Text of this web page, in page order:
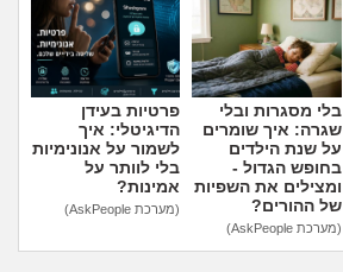
מה שעובר עליי
שומרים על הגוף
פיננסי וכלכלה
בין הסדינים
חיות מחמד
בלי מסגרות ובלי
שגרה: איך שומרים
על שנת הילדים
בחופש הגדול -
ומצילים את השפיות
של ההורים?
(מערכת AskPeople)
פרטיות בעידן
הדיגיטלי: איך
לשמור על אנונימיות
בלי לוותר על
אמינות?
(מערכת AskPeople)